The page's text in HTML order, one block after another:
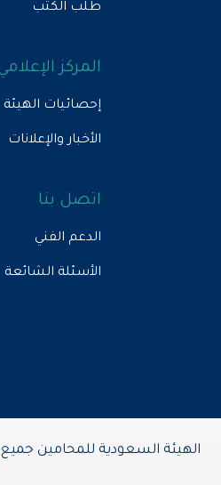
طلب الكتب
المركز الإعلامي
إحصائيات الهيئة
الأخبار والإعلانات
اتصل بنا
الدعم الفني
الأسئلة الشائعة
الهيئة السعودية للمحامين جميع